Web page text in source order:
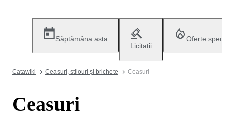
Săptămâna asta
Licitații
Oferte
Catawiki Ceasuri, stilouri și brichete Ceasuri
Ceasuri